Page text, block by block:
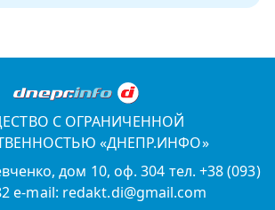
С ОГРАНИЧЕННОЙ
«ДНЕПР.ИНФО»
дом 10, оф. 304 тел. +38 (093)
e-mail: redakt.di@gmail.com